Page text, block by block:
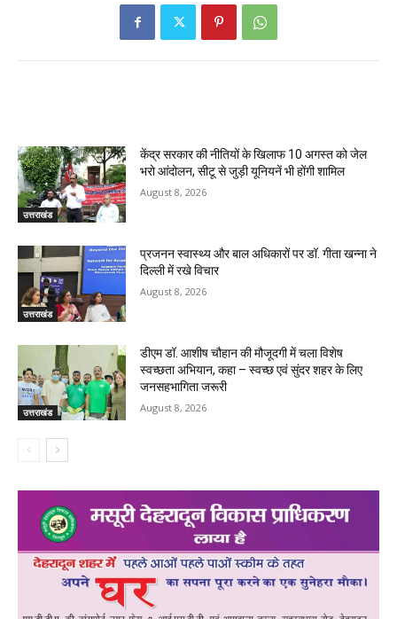
उत्तराखंड
केंद्र सरकार की नीतियों के खिलाफ 10 अगस्त को जेल
भरो आंदोलन, सीटू से जुड़ी यूनियनें भी होंगी शामिल
August 8, 2026
उत्तराखंड
प्रजनन स्वास्थ्य और बाल अधिकारों पर डॉ. गीता खन्ना ने
दिल्ली में रखे विचार
August 8, 2026
उत्तराखंड
डीएम डॉ. आशीष चौहान की मौजूदगी में चला विशेष
स्वच्छता अभियान, कहा – स्वच्छ एवं सुंदर शहर के लिए
जनसहभागिता जरूरी
August 8, 2026